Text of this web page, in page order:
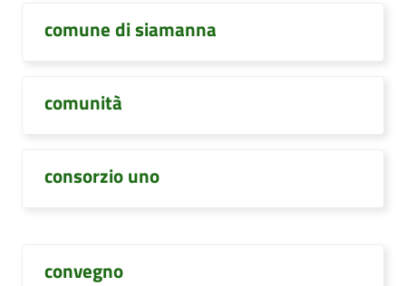
comune di siamanna
comunità
consorzio uno
convegno